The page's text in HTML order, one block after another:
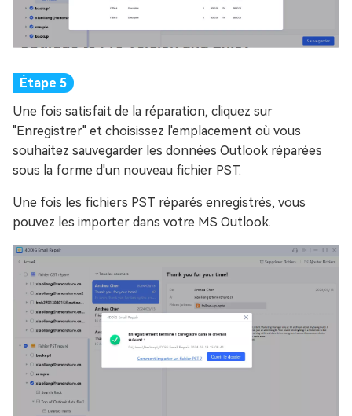
Une fois satisfait de la réparation, cliquez sur
"Enregistrer" et choisissez l'emplacement où vous
souhaitez sauvegarder les données Outlook réparées
sous la forme d'un nouveau fichier PST.
Une fois les fichiers PST réparés enregistrés, vous
pouvez les importer dans votre MS Outlook.